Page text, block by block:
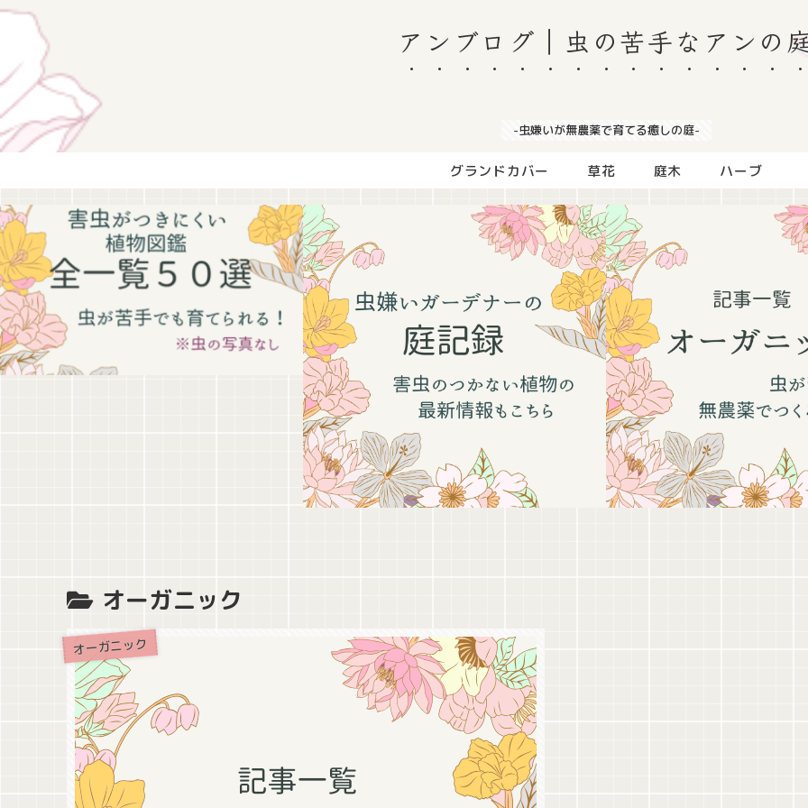
アンブログ｜虫の苦手なアンの
-虫嫌いが無農薬で育てる癒しの庭-
グランドカバー 草花 庭木 ハーブ
オーガニック
オーガニック